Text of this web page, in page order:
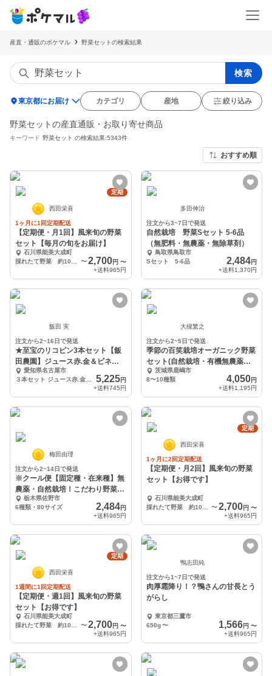
産直・通販のポケマル 野菜セットの検索結果
検索
location_on東京都にお届け カテゴリ 産地 絞り込み
野菜セットの産直通販・お取り寄せ商品
キーワード 野菜セット の検索結果:5343件
おすすめ順
定期
西田栄喜
1ヶ月に1回定期配送
【定期便・月1回】風来旬の野菜
セット【毎月の旬をお届け】
石川県能美大成町
〜 2,700円 〜
+送料965円
多田伸治
注文から3~7日で発送
自然栽培 野菜Sセット 5-6品
（無肥料・無農薬・無除草剤）
鳥取県鳥取市
Sセット 5-6品
2,484円
+送料1,370円
飯田 実
注文から2~16日で発送
★至宝のリコピン3本セット【飯
田農園】ジュース赤.金＆ビネガ
ー 愛知県名古屋市
5,225円
+送料745円
大槻繁之
注文から2~5日で発送
季節の百笑栽培オーガニック野菜
セット(自然栽培・有機無農薬栽
培)茨城県鹿嶋市
8〜10種類
4,050円
+送料1,195円
梅田由理
注文から2~14日で発送
※クール便【固定種・在来種】無
農薬・自然栽培！こだわり野菜
ポケマルセットS
栃木県佐野市
6種類・80サイズ
2,484円
+送料965円
定期
西田栄喜
1ヶ月に2回定期配送
【定期便・月2回】風来旬の野菜
セット【お得です】
石川県能美大成町
〜2,700円 〜
+送料965円
定期
西田栄喜
1週間に1回定期配送
【定期便・週1回】風来旬の野菜
セット【お得です】
石川県能美大成町
〜 2,700円 〜
+送料965円
鴨志田純
注文から1~7日で発送
肉厚霜降り！？鴨さんの甘長とう
がらし
東京都三鷹市
650g 〜 1,566円 〜
+送料965円